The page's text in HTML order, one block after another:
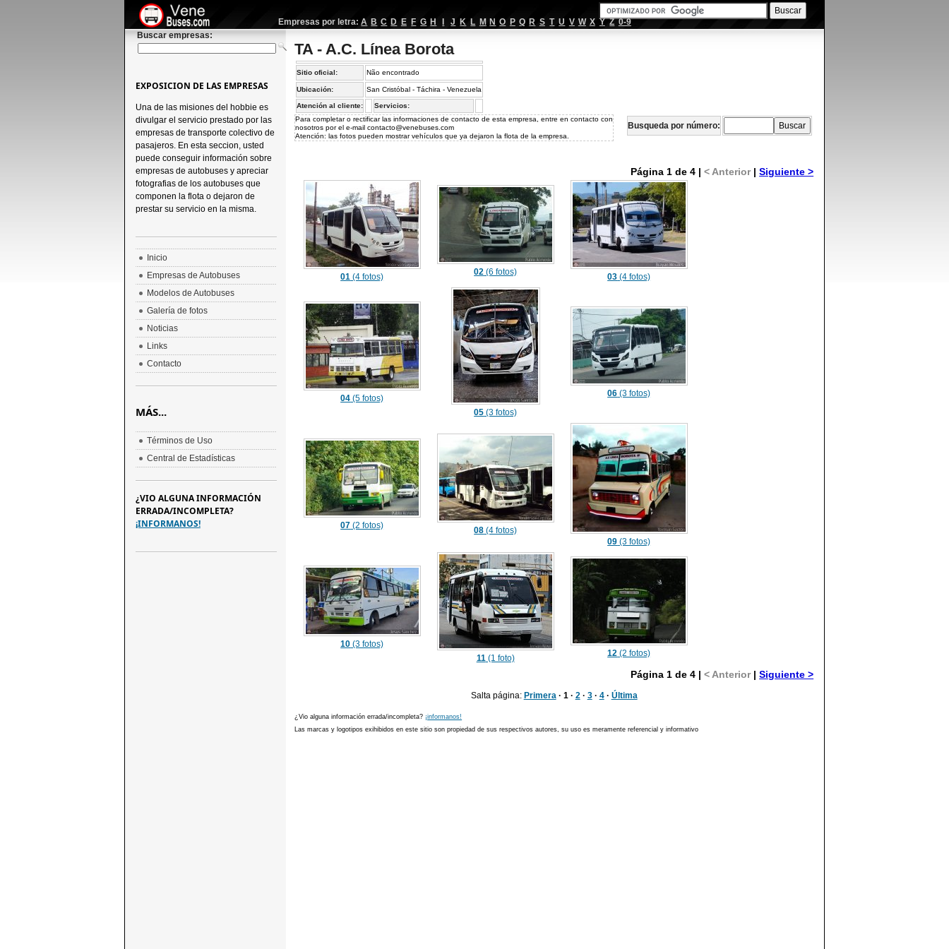
Empresas por letra: A B C D E F G H J K L M N O P Q R S T U V W X Y Z 0-9
Buscar empresas:
TA - A.C. Línea Borota
Sitio oficial: Não encontrado
Ubicación: San Cristóbal - Táchira - Venezuela
Atención al cliente:
Servicios:
Para completar o rectificar las informaciones de contacto de esta empresa, entre en contacto con
nosotros por el e-mailcontacto@venebuses.com
Atención: las fotos pueden mostrar vehículos que ya dejaron la flota de la empresa.
Busqueda por número:
Página 1 de 4 |< Anterior|Siguiente >
01 (4 fotos) 02 (6 fotos) 03 (4 fotos)
04 (5 fotos)
05 (3 fotos)
06 (3 fotos)
07 (2 fotos) 08 (4 fotos)
09 (3 fotos)
10 (3 fotos)
11(1 foto) 12 (2 fotos)
Página 1 de 4 |< Anterior|Siguiente >
Salta página: Primera· 1 · 2· 3· 4· Última
¿Vio alguna información errada/incompleta? ¡informanos!
Las marcas y logotipos exihibidos en este sitio son propiedad de sus respectivos autores, su uso es meramente referencial y informativo
EXPOSICION DE LAS EMPRESAS
Una de las misiones del hobbie es
divulgar el servicio prestado por las
empresas de transporte colectivo de
pasajeros. En esta seccion, usted
puede conseguir información sobre
empresas de autobuses y apreciar
fotografias de los autobuses que
componen la flota o dejaron de
prestar su servicio en la misma.
Inicio
Empresas de Autobuses
Modelos de Autobuses
Galería de fotos
Noticias
Links
Contacto
MÁS...
Términos de Uso
Central de Estadísticas
¿VIO ALGUNA INFORMACIÓN
ERRADA/INCOMPLETA?
¡INFORMANOS!